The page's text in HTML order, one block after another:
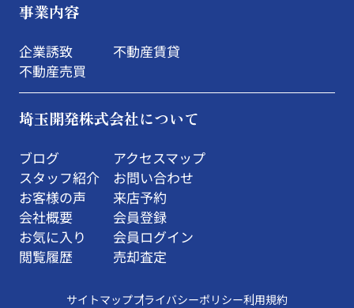
事業内容
企業誘致
不動産売買
不動産賃貸
埼玉開発株式会社について
ブログ
スタッフ紹介
お客様の声
会社概要
お気に入り
閲覧履歴
アクセスマップ
お問い合わせ
来店予約
会員登録
会員ログイン
売却査定
サイトマッププライバシーポリシー利用規約